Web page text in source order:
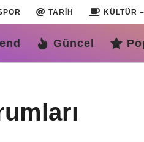
TARIH KÜLTÜR
Güncel